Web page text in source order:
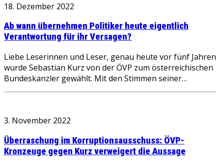
18. Dezember 2022
Ab wann übernehmen Politiker heute eigentlich
Verantwortung für ihr Versagen?
Liebe Leserinnen und Leser, genau heute vor fünf Jahren
wurde Sebastian Kurz von der ÖVP zum österreichischen
Bundeskanzler gewählt. Mit den Stimmen seiner…
3. November 2022
Überraschung im Korruptionsausschuss: ÖVP-
Kronzeuge gegen Kurz verweigert die Aussage